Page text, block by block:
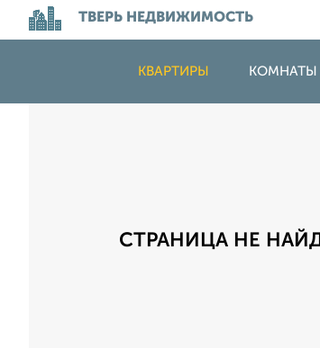
ТВЕРЬ НЕДВИЖИМОСТЬ
КВАРТИРЫ КОМНАТЫ
СТРАНИЦА НЕ